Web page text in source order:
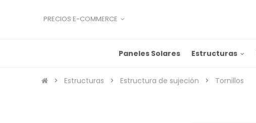
PRECIOS E-COMMERCE
Paneles Solares Estructuras
Estructuras Estructura de sujeción Tornillos